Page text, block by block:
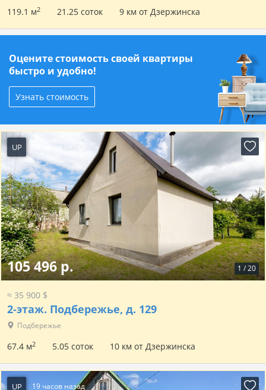
119.1 м2 21.25 соток 9 км от Дзержинска
Оцените стоимость своей квартиры
быстро и удобно!
Узнать стоимость
UP 18 часов назад
1 /20
105 496 р.
≈ 35 900 $
2-этаж. Подбережье, д. 129
Подбережье
67.4 м2 5.05 соток 10 км от Дзержинска
UP 19 часов назад